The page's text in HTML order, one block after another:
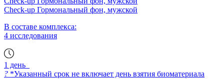
Check-up Гормональный фон, мужской
В составе комплекса:
4 исследования
1 день
? *Указанный срок не включает день взятия биоматериала